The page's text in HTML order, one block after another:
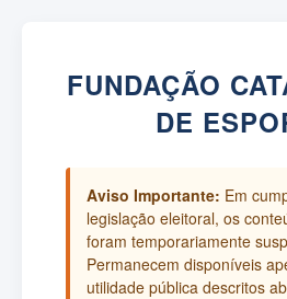
FUNDAÇÃO
DE
Aviso Importante: Em
legislação eleitoral, os
foram temporariamente
Permanecem disponíveis
utilidade pública descritos